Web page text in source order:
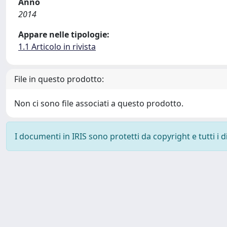
2014
Appare nelle tipologie:
1.1 Articolo in rivista
File in questo prodotto:
Non ci sono file associati a questo prodotto.
I documenti in IRIS sono protetti da copyright e tutti i